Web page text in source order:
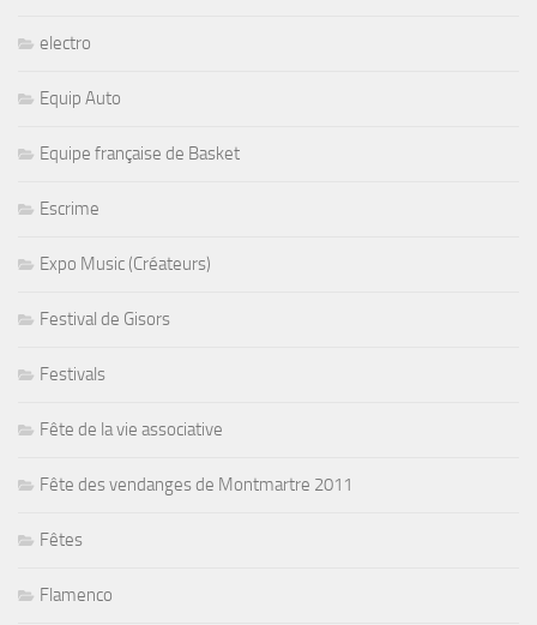
electro
Equip Auto
Equipe française de Basket
Escrime
Expo Music (Créateurs)
Festival de Gisors
Festivals
Fête de la vie associative
Fête des vendanges de Montmartre 2011
Fêtes
Flamenco